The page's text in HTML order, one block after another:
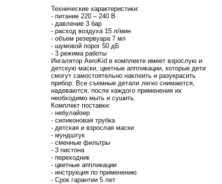
Технические характеристики:
- питание 220 – 240 В
- давление 3 бар
- расход воздуха 15 л/мин
- объем резервуара 7 мл
- шумовой порог 50 дБ
- 3 режима работы
Ингалятор AeroKid в комплекте имеет взрослую и
детскую маски, цветные аппликации, которые дети
смогут самостоятельно наклеить и разукрасить
прибор. Все съемные детали легко снимаются,
надеваются, после каждого применения их
необходимо мыть и сушить.
Комплект поставки:
- небулайзер
- силиконовая трубка
- детская и взрослая маски
- мундштук
- сменные фильтры
- 3 пистона
- переходник
- цветные аппликации
- инструкция по применению
- Срок гарантии 5 лет